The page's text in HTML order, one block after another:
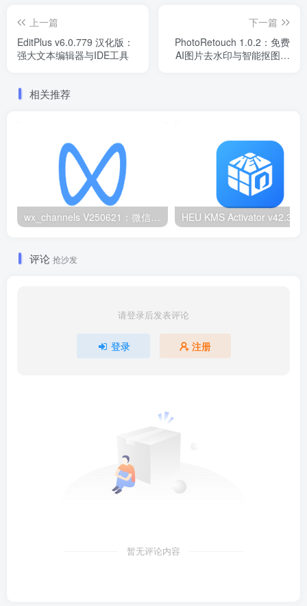
上一篇
EditPlus v6.0.779 汉化版：
强大文本编辑器与IDE工具
下一篇
​​PhotoRetouch 1.0.2：免费
AI图片去水印与智能抠图工
相关推荐
wx_channels V250621：微信视频号下载工具|支持Win/macOS
评论 抢沙发
请登录后发表评论
登录 注册
暂无评论内容